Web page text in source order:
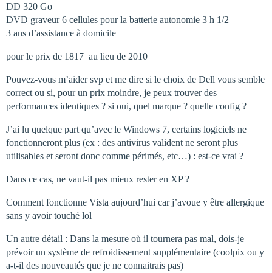
DD 320 Go
DVD graveur 6 cellules pour la batterie autonomie 3 h 1/2
3 ans d’assistance à domicile
pour le prix de 1817  au lieu de 2010 
Pouvez-vous m’aider svp et me dire si le choix de Dell vous semble
correct ou si, pour un prix moindre, je peux trouver des
performances identiques ? si oui, quel marque ? quelle config ?
J’ai lu quelque part qu’avec le Windows 7, certains logiciels ne
fonctionneront plus (ex : des antivirus valident ne seront plus
utilisables et seront donc comme périmés, etc…) : est-ce vrai ?
Dans ce cas, ne vaut-il pas mieux rester en XP ?
Comment fonctionne Vista aujourd’hui car j’avoue y être allergique
sans y avoir touché lol
Un autre détail : Dans la mesure où il tournera pas mal, dois-je
prévoir un système de refroidissement supplémentaire (coolpix ou y
a-t-il des nouveautés que je ne connaitrais pas)